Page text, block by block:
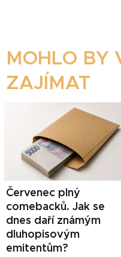
MOHLO BY
ZAJÍMAT
Červenec plný
comebacků. Jak se
dnes daří známým
dluhopisovým
emitentům?